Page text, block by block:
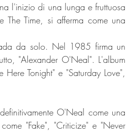
l'inizio di una lunga e fruttuosa
Time, si afferma come una
da solo. Nel 1985 firma un
"Alexander O'Neal". L'album
Tonight" e "Saturday Love",
O'Neal come una
"Fake", "Criticize" e "Never